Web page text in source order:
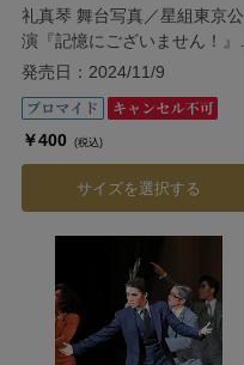
礼真琴 舞台写真／星組東京公
演『記憶にございません！』
『Tiara Azul ―Destino―』
発売日：2024/11/9
￥400 (税込)
サイズを選択する